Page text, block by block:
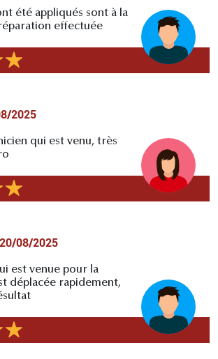
été appliqués sont à la
effectuée
2025
qui est venu, très
20/08/2025
est venue pour la
déplacée rapidement,